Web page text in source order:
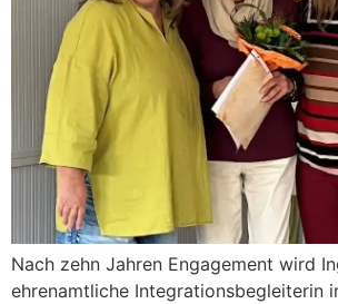
Nach zehn Jahren Engagement wird
ehrenamtliche Integrationsbegleiterin